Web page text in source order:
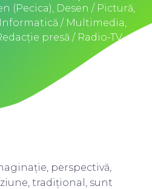
(Pecica), Desen / Pictură,
Informatică / Multimedia,
presă / Radio-TV
perspectivă,
tradițional, sunt